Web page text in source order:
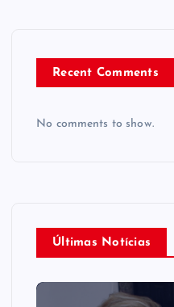
Recent Comments
No comments to show.
Últimas Notícias